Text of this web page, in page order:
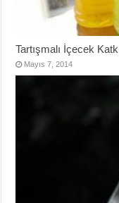
Tartışmalı İçecek
Mayıs 7, 2014